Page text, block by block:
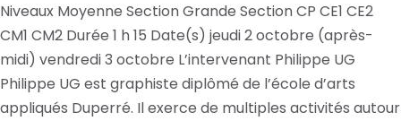
Niveaux Moyenne Section Grande Section CP CE1 CE2
CM1 CM2 Durée 1 h 15 Date(s) jeudi 2 octobre (après-
midi) vendredi 3 octobre L’intervenant Philippe UG
Philippe UG est graphiste diplômé de l’école d’arts
appliqués Duperré. Il exerce de multiples activités autour